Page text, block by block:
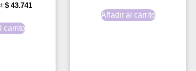
$ 43.741
carrito
Añadir al carrito